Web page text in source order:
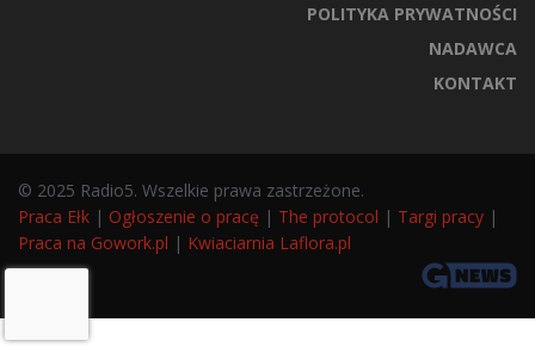
POLITYKA PRYWATNOŚCI
NADAWCA
KONTAKT
© 2025 Radio5. Wszelkie prawa zastrzeżone.
Praca Ełk | Ogłoszenie o pracę | The protocol | Targi pracy |
Praca na Gowork.pl | Kwiaciarnia Laflora.pl